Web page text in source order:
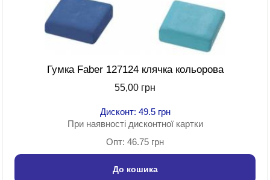
Гумка Faber 127124 клячка кольорова
55,00 грн
Дисконт: 49.5 грн
При наявності дисконтної картки
Опт: 46.75 грн
До кошика